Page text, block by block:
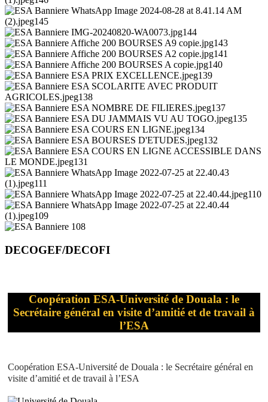
DECOGEF/DECOFI
Coopération ESA-Université de Douala : le
Secrétaire général en visite d’amitié et de travail à
l’ESA
Coopération ESA-Université de Douala : le Secrétaire général en
visite d’amitié et de travail à l’ESA